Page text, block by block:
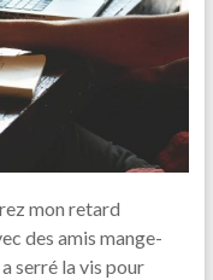
mon retard
des amis mange-
serré la vis pour